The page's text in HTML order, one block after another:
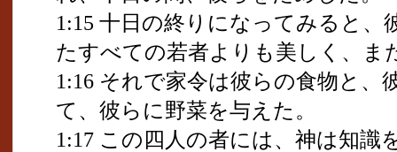
1:15 十日の終りになってみると、
たすべての若者よりも美しく、ま
1:16 それで家令は彼らの食物と、
て、彼らに野菜を与えた。
1:17 この四人の者には、神は知識